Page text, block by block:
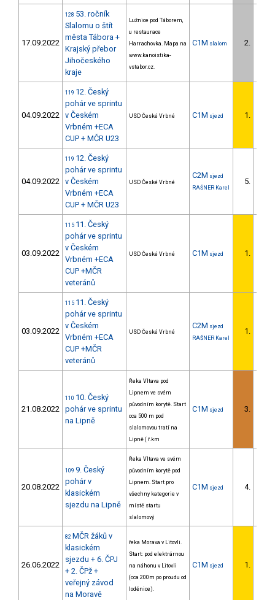
17.09.2022
128 53. ročník
Slalomu o štít
města Tábora +
Krajský přebor
Jihočeského
kraje
Lužnice pod Táborem,
u restaurace
Harrachovka. Mapa na
www.kanoistika-
vstabor.cz.
C1M slalom 2.
04.09.2022
119 12. Český
pohár ve sprintu
v Českém
Vrbném +ECA
CUP + MČR U23
USD České Vrbné C1M sjezd 1.
04.09.2022
119 12. Český
pohár ve sprintu
v Českém
Vrbném +ECA
CUP + MČR U23
USD České Vrbné
C2M sjezd
RAŠNER Karel
5.
03.09.2022
115 11. Český
pohár ve sprintu
v Českém
Vrbném +ECA
CUP +MČR
veteránů
USD České Vrbné C1M sjezd 1.
03.09.2022
115 11. Český
pohár ve sprintu
v Českém
Vrbném +ECA
CUP +MČR
veteránů
USD České Vrbné
C2M sjezd
RAŠNER Karel
1.
21.08.2022
110 10. Český
pohár ve sprintu
na Lipně
Řeka Vltava pod
Lipnem ve svém
původním korytě. Start
cca 500 m pod
slalomovou tratí na
Lipně ( ř.km
C1M sjezd 3.
20.08.2022
109 9. Český
pohár v
klasickém
sjezdu na Lipně
Řeka Vltava ve svém
původním korytě pod
Lipnem. Start pro
všechny kategorie v
místě startu
slalomový
C1M sjezd 4.
26.06.2022
82 MČR žáků v
klasickém
sjezdu + 6. ČPJ
+ 2. ČPž +
veřejný závod
na Moravě
řeka Morava v Litovli.
Start: pod elektrárnou
na náhonu v Litovli
(cca 200m po proudu od
loděnice).
C1M sjezd 1.